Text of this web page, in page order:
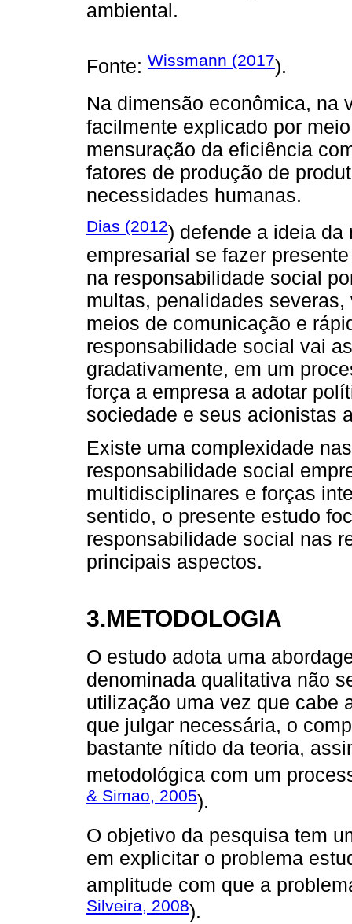
ambiental.
Fonte: Wissmann (2017).
Na dimensão econômica, na
facilmente explicado por
mensuração da eficiência
fatores de produção de
necessidades humanas.
Dias (2012) defende a ideia da
empresarial se fazer
na responsabilidade social
multas, penalidades
meios de comunicação e
responsabilidade social vai
gradativamente, em um
força a empresa a adotar
sociedade e seus acionistas
Existe uma complexidade
responsabilidade social
multidisciplinares e forças
sentido, o presente estudo
responsabilidade social nas
principais aspectos.
3.METODOLOGIA
O estudo adota uma
denominada qualitativa não
utilização uma vez que cabe
que julgar necessária, o
bastante nítido da teoria,
metodológica com um
& Simao, 2005).
O objetivo da pesquisa tem
em explicitar o problema
amplitude com que a
Silveira, 2008).